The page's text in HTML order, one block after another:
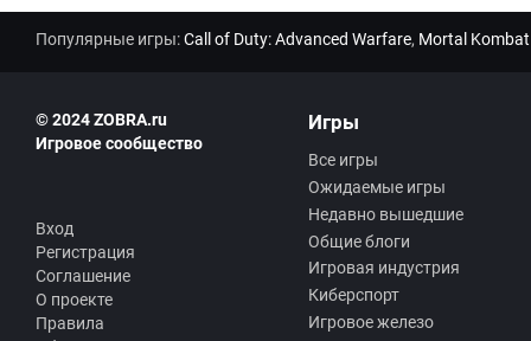
Популярные игры:Call of Duty: Advanced Warfare, Mortal
© 2024 ZOBRA.ru
Игровое сообщество
Вход
Регистрация
Соглашение
О проекте
Правила
Игры
Все игры
Ожидаемые игры
Недавно вышедшие
Общие блоги
Игровая индустрия
Киберспорт
Игровое железо